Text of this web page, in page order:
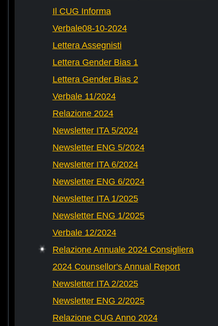
Il CUG Informa
Verbale08-10-2024
Lettera Assegnisti
Lettera Gender Bias 1
Lettera Gender Bias 2
Verbale 11/2024
Relazione 2024
Newsletter ITA 5/2024
Newsletter ENG 5/2024
Newsletter ITA 6/2024
Newsletter ENG 6/2024
Newsletter ITA 1/2025
Newsletter ENG 1/2025
Verbale 12/2024
Relazione Annuale 2024 Consigliera
2024 Counsellor's Annual Report
Newsletter ITA 2/2025
Newsletter ENG 2/2025
Relazione CUG Anno 2024